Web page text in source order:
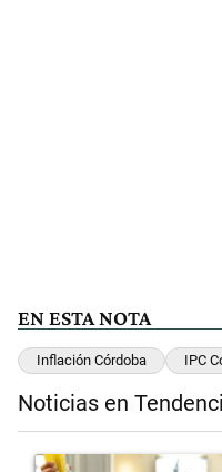
EN ESTA NOTA
Inflación Córdoba IPC
Noticias en
Un artículo de tendencia